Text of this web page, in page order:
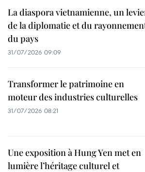
La diaspora vietnamienne, un
de la diplomatie et du
du pays
31/07/2026 09:09
Transformer le patrimoine en
moteur des industries culturelles
31/07/2026 08:21
Une exposition à Hung Yen met en
lumière l’héritage culturel et